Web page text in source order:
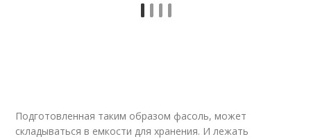
Подготовленная таким образом фасоль, может
складываться в емкости для хранения. И лежать